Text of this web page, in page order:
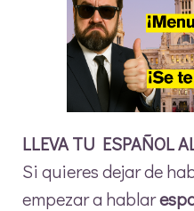
LLEVA TU ESPAÑOL
Si quieres dejar de
empezar a hablar